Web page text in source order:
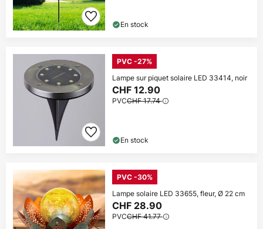
En stock
PVC -27%
Lampe sur piquet solaire LED 33414, noir
CHF 12.90
PVCCHF 17.74
En stock
PVC -30%
Lampe solaire LED 33655, fleur, Ø 22 cm
CHF 28.90
PVCCHF 41.77